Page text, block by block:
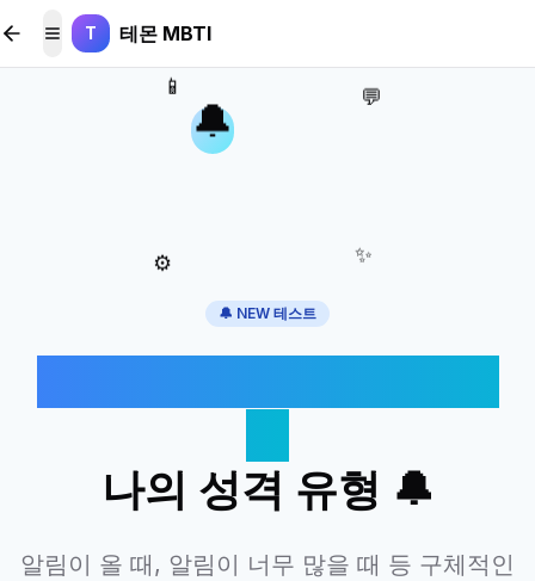
본문 바로가기
메뉴 토글
T 테몬 MBTI
🔔
📱 💬
⚙️
✨
🔔 NEW 테스트
나의 성격 유형 🔔
알림이 올 때, 알림이 너무 많을 때 등 구체적인